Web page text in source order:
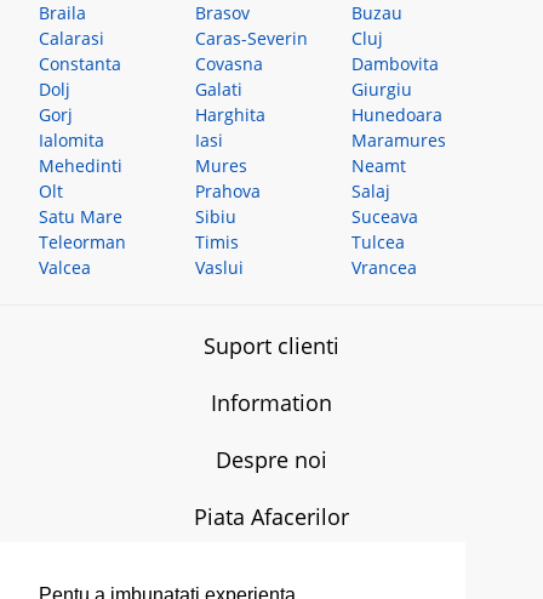
Braila
Brasov
Buzau
Calarasi
Caras-Severin
Cluj
Constanta
Covasna
Dambovita
Dolj
Galati
Giurgiu
Gorj
Harghita
Hunedoara
Ialomita
Iasi
Maramures
Mehedinti
Mures
Neamt
Olt
Prahova
Salaj
Satu Mare
Sibiu
Suceava
Teleorman
Timis
Tulcea
Valcea
Vaslui Vrancea
Suport clienti
Information
Despre noi
Piata Afacerilor
08.00-17.00